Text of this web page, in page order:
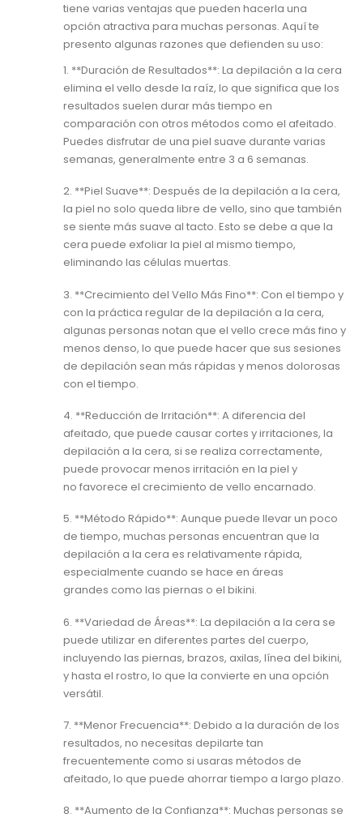
tiene varias ventajas que pueden hacerla una
opción atractiva para muchas personas. Aquí te
presento algunas razones que defienden su uso:
1. **Duración de Resultados**: La depilación a la cera
elimina el vello desde la raíz, lo que significa que los
resultados suelen durar más tiempo en
comparación con otros métodos como el afeitado.
Puedes disfrutar de una piel suave durante varias
semanas, generalmente entre 3 a 6 semanas.
2. **Piel Suave**: Después de la depilación a la cera,
la piel no solo queda libre de vello, sino que también
se siente más suave al tacto. Esto se debe a que la
cera puede exfoliar la piel al mismo tiempo,
eliminando las células muertas.
3. **Crecimiento del Vello Más Fino**: Con el tiempo y
con la práctica regular de la depilación a la cera,
algunas personas notan que el vello crece más fino y
menos denso, lo que puede hacer que sus sesiones
de depilación sean más rápidas y menos dolorosas
con el tiempo.
4. **Reducción de Irritación**: A diferencia del
afeitado, que puede causar cortes y irritaciones, la
depilación a la cera, si se realiza correctamente,
puede provocar menos irritación en la piel y
no favorece el crecimiento de vello encarnado.
5. **Método Rápido**: Aunque puede llevar un poco
de tiempo, muchas personas encuentran que la
depilación a la cera es relativamente rápida,
especialmente cuando se hace en áreas
grandes como las piernas o el bikini.
6. **Variedad de Áreas**: La depilación a la cera se
puede utilizar en diferentes partes del cuerpo,
incluyendo las piernas, brazos, axilas, línea del bikini,
y hasta el rostro, lo que la convierte en una opción
versátil.
7. **Menor Frecuencia**: Debido a la duración de los
resultados, no necesitas depilarte tan
frecuentemente como si usaras métodos de
afeitado, lo que puede ahorrar tiempo a largo plazo.
8. **Aumento de la Confianza**: Muchas personas se